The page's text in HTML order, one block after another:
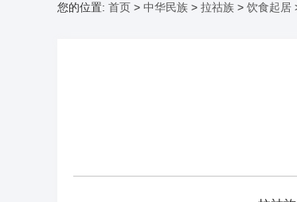
您的位置: 首页 > 中华民族 > 拉祜族 > 饮食起居